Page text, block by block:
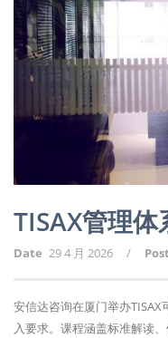
TISAX管理
Date 29 4 月 2026 /
安信达咨询在厦门举办
入要求。课程涵盖标准解读